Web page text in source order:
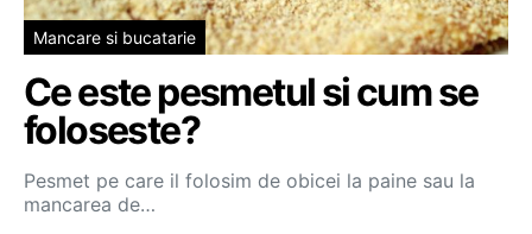
Mancare si bucatarie
Ce este pesmetul si cum se
foloseste?
Pesmet pe care il folosim de obicei la paine sau la
mancarea de…